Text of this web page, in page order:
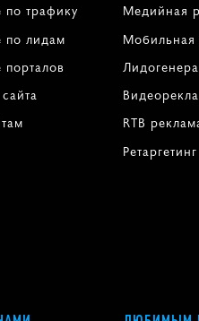
трафику
по лидам
Медийная
Мобильная
RTB
Ретаргетинг